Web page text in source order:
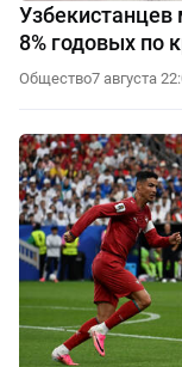
Узбекистанцев
8% годовых по
Общество7 августа